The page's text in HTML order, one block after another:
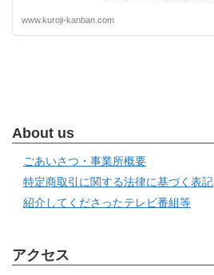
www.kuroji-kanban.com
About us
ごあいさつ・事業所概要
特定商取引に関する法律に基づく表記
紹介してくださったテレビ番組等
アクセス